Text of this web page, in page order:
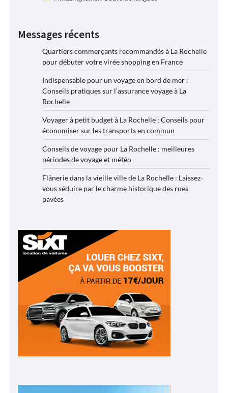
Messages récents
Quartiers commerçants recommandés à La Rochelle
pour débuter votre virée shopping en France
Indispensable pour un voyage en bord de mer :
Conseils pratiques sur l’assurance voyage à La
Rochelle
Voyager à petit budget à La Rochelle : Conseils pour
économiser sur les transports en commun
Conseils de voyage pour La Rochelle : meilleures
périodes de voyage et météo
Flânerie dans la vieille ville de La Rochelle : Laissez-
vous séduire par le charme historique des rues
pavées